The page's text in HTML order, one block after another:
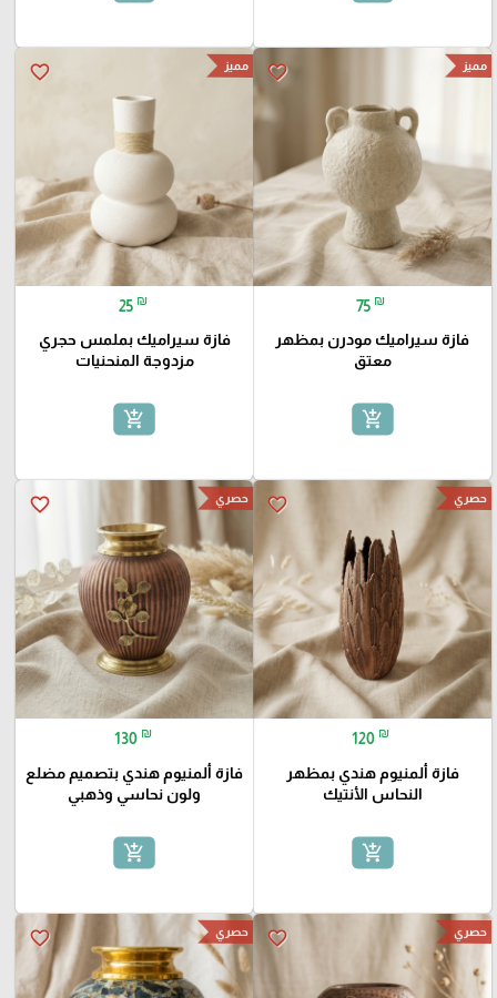
favorite_border مميز
75 ₪
فازة سيراميك مودرن بمظهر
معتق
add_shopping_cart
favorite_border مميز
25 ₪
فازة سيراميك بملمس حجري
مزدوجة المنحنيات
add_shopping_cart
favorite_border حصري
120 ₪
فازة ألمنيوم هندي بمظهر
النحاس الأنتيك
add_shopping_cart
favorite_border حصري
130 ₪
فازة ألمنيوم هندي بتصميم مضلع
ولون نحاسي وذهبي
add_shopping_cart
favorite_border حصري favorite_border حصري